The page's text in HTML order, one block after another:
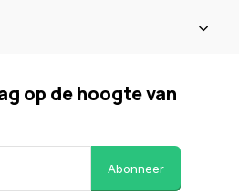
op de hoogte van
Abonneer